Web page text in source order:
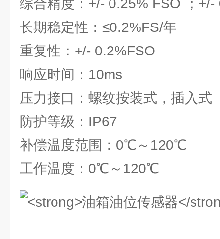
综合精度：+/- 0.25% FSO ；+/-
长期稳定性：≤0.2%FS/年
重复性：+/- 0.2%FSO
响应时间：10ms
压力接口：螺纹按装式，插入式
防护等级：IP67
补偿温度范围：0℃～120℃
工作温度：0℃～120℃